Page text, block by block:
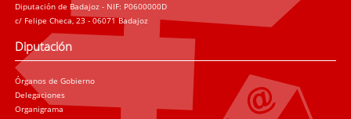
Diputación de Badajoz - NIF: P0600000D
c/ Felipe Checa, 23 - 06071 Badajoz
Diputación
Órganos de Gobierno
Delegaciones
Organigrama